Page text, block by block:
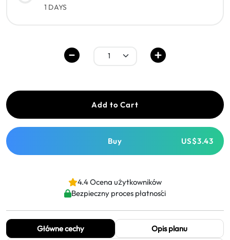
1 DAYS
Add to Cart
Buy US$3.43
4.4 Ocena użytkowników
Bezpieczny proces płatności
Główne cechy
Opis planu